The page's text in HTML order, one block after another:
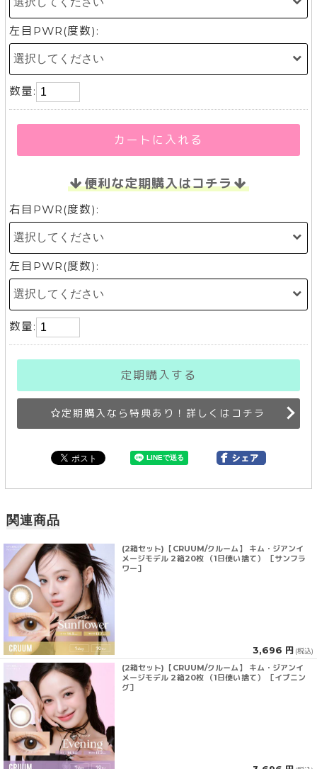
左目PWR(度数):
数量:
カートに入れる
便利な定期購入はコチラ
右目PWR(度数):
左目PWR(度数):
数量:
定期購入する
定期購入なら特典あり！詳しくはコチラ
関連商品
(2箱セット)【CRUUM/クルーム】 キム・ジアンイ
メージモデル 2箱20枚 （1日使い捨て） ［サンフラ
ワー］
3,696 円 (税込)
(2箱セット)【CRUUM/クルーム】 キム・ジアンイ
メージモデル 2箱20枚 （1日使い捨て） ［イブニン
グ］